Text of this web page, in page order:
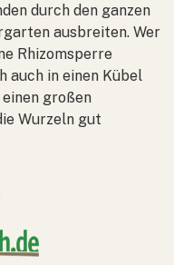
durch den ganzen
ausbreiten. Wer
Rhizomsperre
auch in einen Kübel
großen
Wurzeln gut